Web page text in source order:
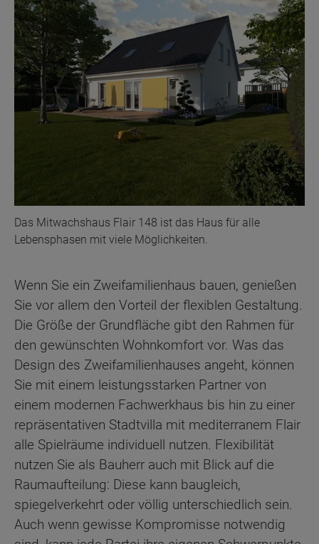
Das Mitwachshaus Flair 148 ist das Haus für alle
Lebensphasen mit viele Möglichkeiten.
Wenn Sie ein Zweifamilienhaus bauen, genießen
Sie vor allem den Vorteil der flexiblen Gestaltung.
Die Größe der Grundfläche gibt den Rahmen für
den gewünschten Wohnkomfort vor. Was das
Design des Zweifamilienhauses angeht, können
Sie mit einem leistungsstarken Partner von
einem modernen Fachwerkhaus bis hin zu einer
repräsentativen Stadtvilla mit mediterranem Flair
alle Spielräume individuell nutzen. Flexibilität
nutzen Sie als Bauherr auch mit Blick auf die
Raumaufteilung: Diese kann baugleich,
spiegelverkehrt oder völlig unterschiedlich sein.
Auch wenn gewisse Kompromisse notwendig